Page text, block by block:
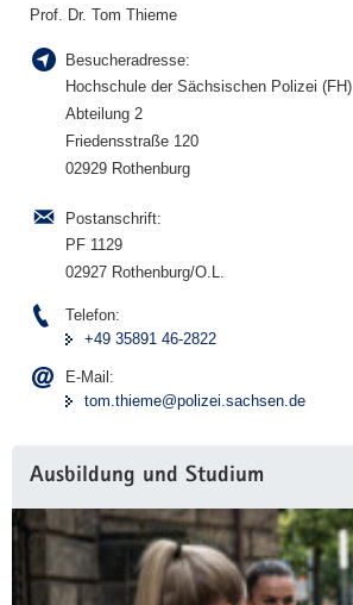
Prof. Dr. Tom Thieme
Besucheradresse:
Hochschule der Sächsischen Polizei (FH)
Abteilung 2
Friedensstraße 120
02929 Rothenburg
Postanschrift:
PF 1129
02927 Rothenburg/O.L.
Telefon:
+49 35891 46-2822
E-Mail:
tom.thieme@polizei.sachsen.de
Ausbildung und Studium